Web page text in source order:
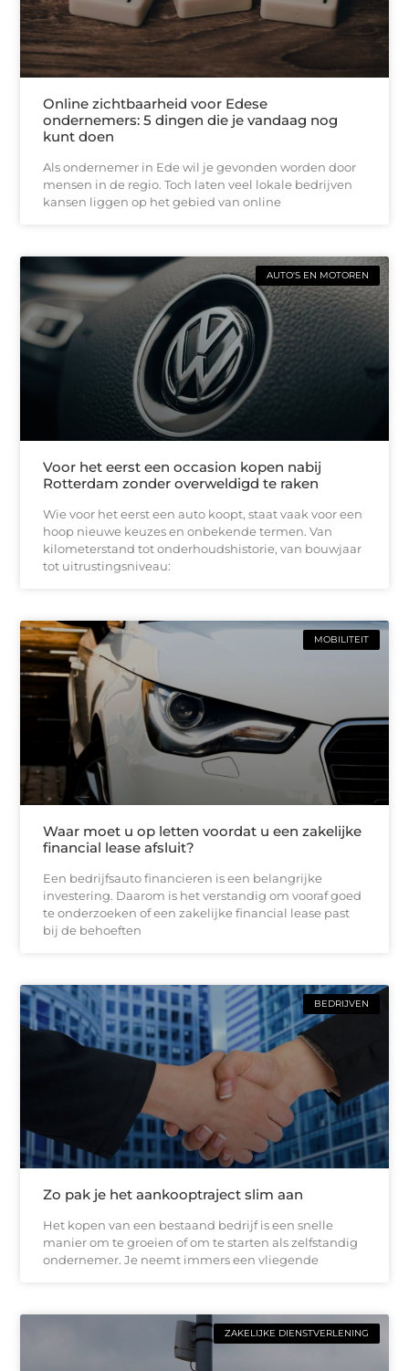
Online zichtbaarheid voor Edese
ondernemers: 5 dingen die je vandaag nog
kunt doen
Als ondernemer in Ede wil je gevonden worden door
mensen in de regio. Toch laten veel lokale bedrijven
kansen liggen op het gebied van online
AUTO'S EN MOTOREN
Voor het eerst een occasion kopen nabij
Rotterdam zonder overweldigd te raken
Wie voor het eerst een auto koopt, staat vaak voor een
hoop nieuwe keuzes en onbekende termen. Van
kilometerstand tot onderhoudshistorie, van bouwjaar
tot uitrustingsniveau:
MOBILITEIT
Waar moet u op letten voordat u een zakelijke
financial lease afsluit?
Een bedrijfsauto financieren is een belangrijke
investering. Daarom is het verstandig om vooraf goed
te onderzoeken of een zakelijke financial lease past
bij de behoeften
BEDRIJVEN
Zo pak je het aankooptraject slim aan
Het kopen van een bestaand bedrijf is een snelle
manier om te groeien of om te starten als zelfstandig
ondernemer. Je neemt immers een vliegende
ZAKELIJKE DIENSTVERLENING